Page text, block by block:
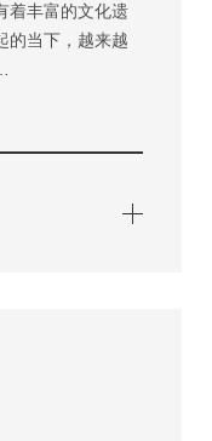
着丰富的文化遗
的当下，越来越